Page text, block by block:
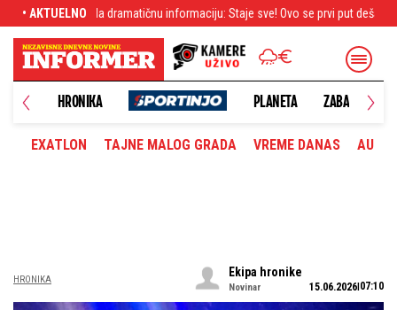
• AKTUELNOStaje sve! Ovo se prvi put dešava Letnji prelazni rok: Pao
HRONIKA PLANETA ZABAVA
EXATLON TAJNE MALOG GRADA VREME DANAS
HRONIKA
Ekipa hronike
Novinar 15.06.2026 07:10